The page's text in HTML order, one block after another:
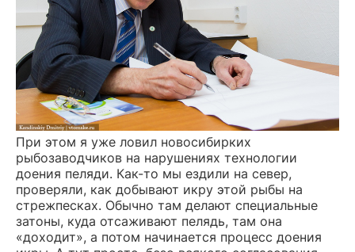
При этом я уже ловил новосибирких
рыбозаводчиков на нарушениях технологии
доения пеляди. Как-то мы ездили на север,
проверяли, как добывают икру этой рыбы на
стрежпесках. Обычно там делают специальные
затоны, куда отсаживают пелядь, там она
«доходит», а потом начинается процесс доения